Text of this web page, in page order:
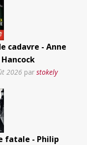
cadavre - Anne
2026 par stokely
fatale - Philip